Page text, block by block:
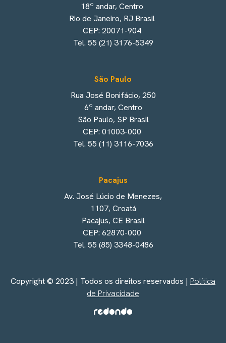
18º andar, Centro
Rio de Janeiro, RJ Brasil
CEP: 20071-904
Tel. 55 (21) 3176-5349
São Paulo
Rua José Bonifácio, 250
6º andar, Centro
São Paulo, SP Brasil
CEP: 01003-000
Tel. 55 (11) 3116-7036
Pacajus
Av. José Lúcio de Menezes,
1107, Croatá
Pacajus, CE Brasil
CEP: 62870-000
Tel. 55 (85) 3348-0486
Copyright © 2023 | Todos os direitos reservados | Política
de Privacidade